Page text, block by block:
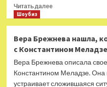
на
Читать далееПрочитать
Малума
стал
отцом
Шоубиз
Вера Брежнева нашла,
с Константином Меладзе
Вера Брежнева описала
Константином Меладзе. Она
устраивает сложившаяся